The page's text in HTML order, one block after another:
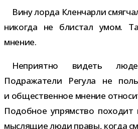
Вину лорда Кленчарли
нико­гда не бли­стал умом.
мнение.
Неприятно видеть
Подражатели Регула не
и обще­ствен­ное мне­ние
Подобное упрям­ство
мыс­ля­щие люди правы, когда